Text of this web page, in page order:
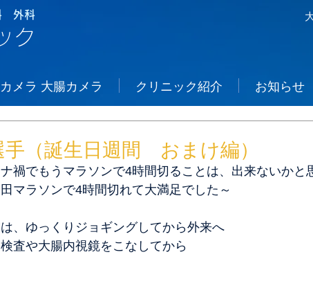
外科
ク
メラ 大腸カメラ クリニック紹介 お知らせ
手（誕生日週間 おまけ編）
禍でもうマラソンで4時間切ることは、出来ないかと
マラソンで4時間切れて大満足でした～
、ゆっくりジョギングしてから外来へ
査や大腸内視鏡をこなしてから